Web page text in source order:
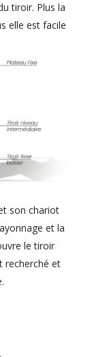
tiroir. Plus la
elle est facile
son chariot
et la
le tiroir
recherché et